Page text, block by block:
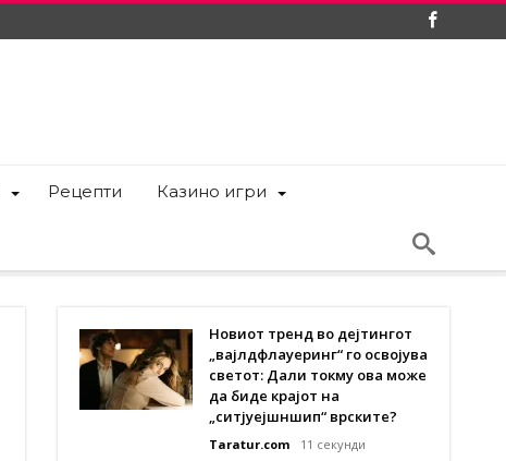
Рецепти Казино игри
Новиот тренд во дејтингот
„вајлдфлауеринг“ го освојува
светот: Дали токму ова може
да биде крајот на
„ситјуејшншип“ врските?
Taratur.com 11 секунди